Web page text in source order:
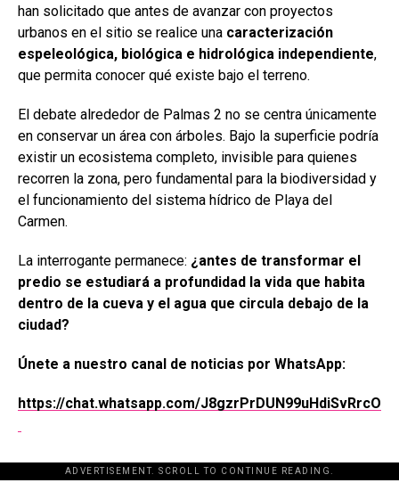
han solicitado que antes de avanzar con proyectos
urbanos en el sitio se realice una caracterización
espeleológica, biológica e hidrológica independiente,
que permita conocer qué existe bajo el terreno.
El debate alrededor de Palmas 2 no se centra únicamente
en conservar un área con árboles. Bajo la superficie podría
existir un ecosistema completo, invisible para quienes
recorren la zona, pero fundamental para la biodiversidad y
el funcionamiento del sistema hídrico de Playa del
Carmen.
La interrogante permanece: ¿antes de transformar el
predio se estudiará a profundidad la vida que habita
dentro de la cueva y el agua que circula debajo de la
ciudad?
Únete a nuestro canal de noticias por WhatsApp:
https://chat.whatsapp.com/J8gzrPrDUN99uHdiSvRrcO
ADVERTISEMENT. SCROLL TO CONTINUE READING.
[adsforwp id="243463"]